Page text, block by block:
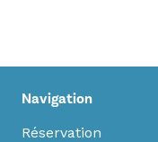
Navigation
Réservation